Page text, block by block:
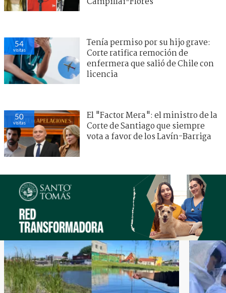
54
visitas
Tenía permiso por su hijo grave:
Corte ratifica remoción de
enfermera que salió de Chile con
licencia
50
visitas
El "Factor Mera": el ministro de la
Corte de Santiago que siempre
vota a favor de los Lavín-Barriga